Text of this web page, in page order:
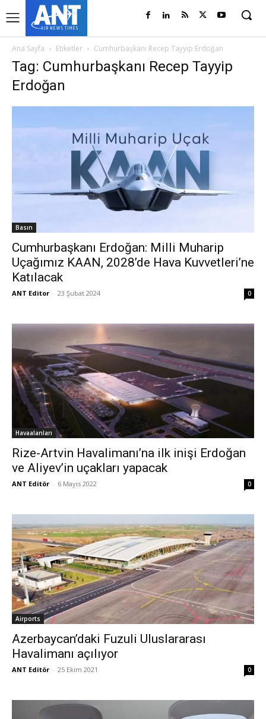
Ana Sayfa Etiketler Cumhurbaşkanı Recep Tayyip Erdoğan
Tag: Cumhurbaşkanı Recep Tayyip
Erdoğan
Basın
Cumhurbaşkanı Erdoğan: Milli Muharip
Uçağımız KAAN, 2028’de Hava Kuvvetleri’ne
Katılacak
ANT Editor - 23 Şubat 2024 0
Havaalanları
Rize-Artvin Havalimanı’na ilk inişi Erdoğan
ve Aliyev’in uçakları yapacak
ANT Editör - 6 Mayıs 2022 0
Airports
Azerbaycan’daki Fuzuli Uluslararası
Havalimanı açılıyor
ANT Editör - 25 Ekim 2021 0